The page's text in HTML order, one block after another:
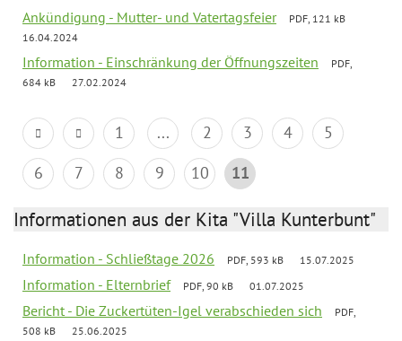
Ankündigung - Mutter- und Vatertagsfeier
PDF, 121 kB
16.04.2024
Information - Einschränkung der Öffnungszeiten
PDF,
684 kB
27.02.2024
1 ... 2 3 4
5
6
7 8 9 10 11
Informationen aus der Kita "Villa Kunterbunt"
Information - Schließtage 2026 PDF, 593 kB 15.07.2025
Information - Elternbrief PDF, 90 kB 01.07.2025
Bericht - Die Zuckertüten-Igel verabschieden sich
PDF,
508 kB
25.06.2025